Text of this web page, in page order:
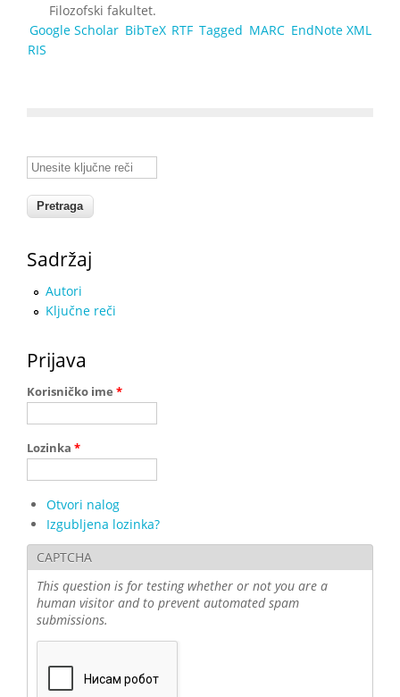
Filozofski fakultet.
Google Scholar BibTeX RTF Tagged MARC EndNote XML
RIS
Unesite ključne reči
Sadržaj
Autori
Ključne reči
Prijava
Korisničko ime *
Lozinka *
Otvori nalog
Izgubljena lozinka?
CAPTCHA
This question is for testing whether or not you are a
human visitor and to prevent automated spam
submissions.